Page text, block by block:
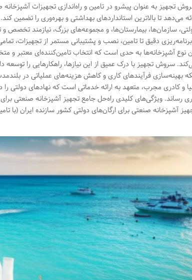
تجهیز به عنوان پیشرو در تامین و راه‌اندازی تجهیزات
می‌دهد تا بالاترین استانداردهای بهداشتی و بهره‌وری را تضمین
سازمان‌ها، بیمارستان‌ها، و مجموعه‌های بزرگ، نیازمند تخصص
دقیق تا تامین، نصب و پشتیبانی مستمر از تجهیزات،
نوع آشپزخانه‌ها به حدی است که انتخاب تامین‌کننده‌ای معتبر و
سروش تجهیز با درک عمیق از این نیازها، راهکارهایی را
بهینه‌سازی فرآیندهای کاری و کاهش هزینه‌های عملیاتی در
و کادری مجرب، متعهد به ارائه خدماتی است که نهادهای دولتی
رساند. ویژگی‌های کلیدی راه‌حل جامع تجهیز آشپزخانه صنعتی
آشپزخانه صنعتی برای ارگان‌های دولتی کشور سازنده ایران (با